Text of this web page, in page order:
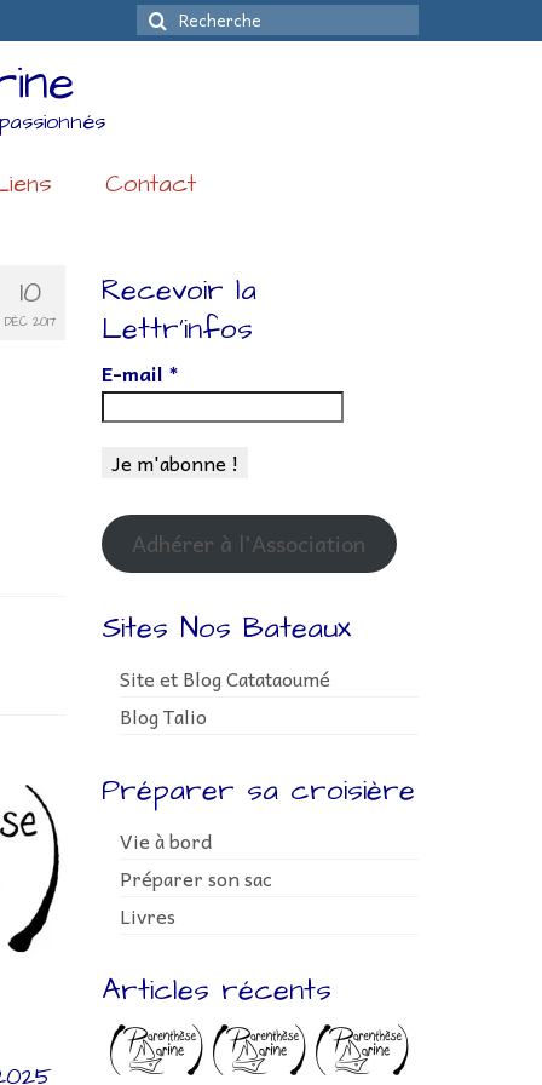
Rechercher
:
Contact
10
DÉC 2017
Protégé : Assemblée
Recevoir la
Lettr’infos
E-mail *
Adhérer à l'Association
Sites Nos Bateaux
Site et Blog Catataoumé
Blog Talio
Préparer sa croisière
Vie à bord
Préparer son sac
Livres
Articles récents